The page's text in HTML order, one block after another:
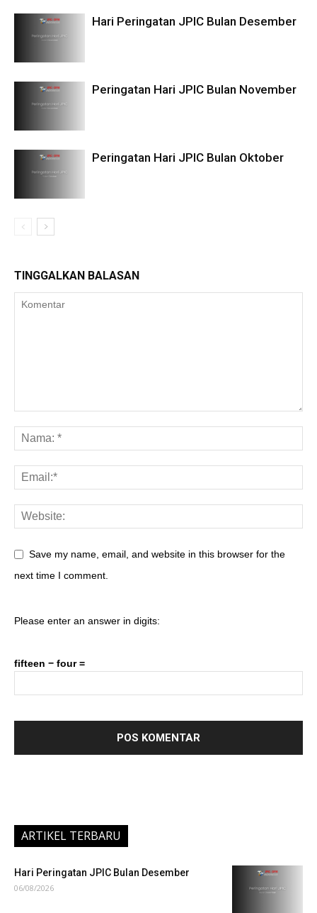
Hari Peringatan JPIC Bulan Desember
Peringatan Hari JPIC Bulan November
Peringatan Hari JPIC Bulan Oktober
TINGGALKAN BALASAN
Save my name, email, and website in this browser for the
next time I comment.
Please enter an answer in digits:
fifteen − four =
ARTIKEL TERBARU
Hari Peringatan JPIC Bulan Desember
06/08/2026